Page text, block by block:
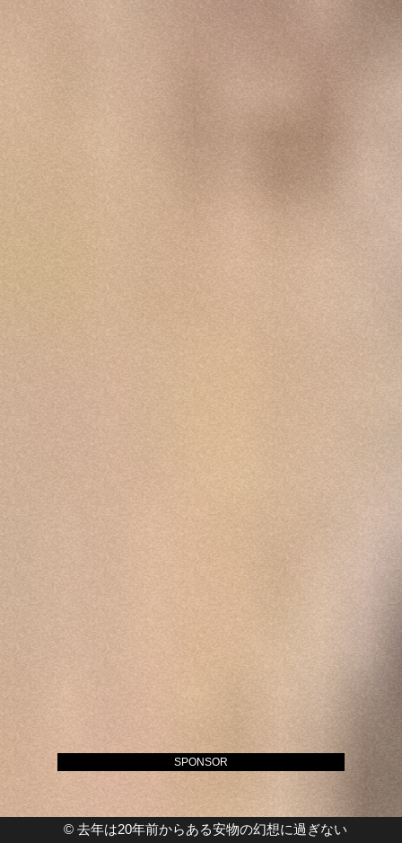
© 去年は20年前からある安物の幻想に過ぎない
SPONSOR